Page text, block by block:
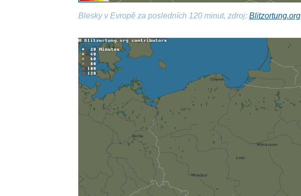
Blesky v Evropě za posledních 120 minut, zdroj:Blitzortung.org